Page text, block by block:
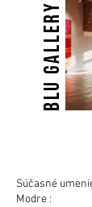
BLU GALLERY
Súčasné
Modre :